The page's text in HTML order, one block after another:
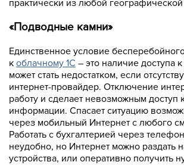
практически из любой географической
«Подводные камни»
Единственное условие
к облачному 1С – это наличие доступа
может стать недостатком, если
интернет-провайдер. Отключение
работу и сделает невозможным доступ
информации. Спасает ситуацию
через мобильный Интернет с любого
Работать с бухгалтерией через
неудобно, но Интернет можно раздать
устройства, или оперативно получить